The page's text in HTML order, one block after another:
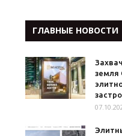
ГЛАВНЫЕ НОВОСТИ
земля